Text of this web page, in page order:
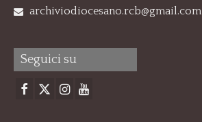
archiviodiocesano.rcb@gmail.com
Seguici su